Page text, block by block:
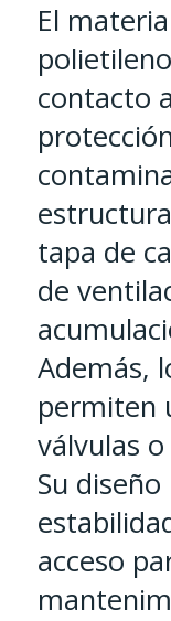
El
contacto
tapa de
de
Además,
permiten
válvulas
Su
acceso